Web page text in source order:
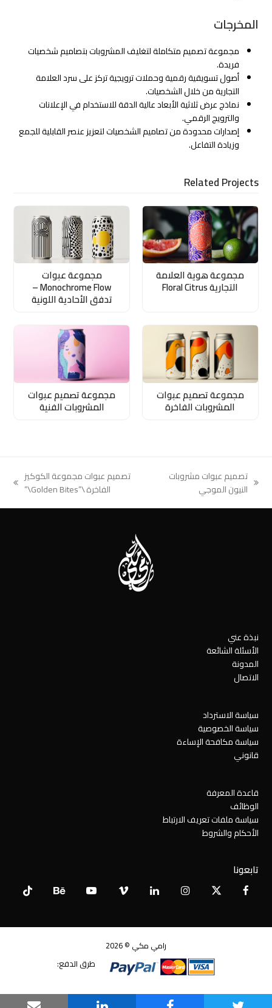
المخرجات
مجموعة تصميم متكاملة لتغليف المشروبات بتصاميم شخصيات
فريدة.
أصول تسويقية رقمية وحملات ترويجية تركز على سرد العلامة
التجارية من خلال الشخصيات.
نماذج عرض ثلاثية الأبعاد عالية الدقة للاستخدام في الإعلانات
والترويج الرقمي.
إصدارات محدودة من تصاميم الشخصيات لتعزيز عنصر القابلية للجمع
وزيادة التفاعل.
Related Projects
مجموعة هوية العلامة
التجارية Floral Citrus
مجموعة عبوات
Monochrome Flow –
تدفق الأحادية اللونية
مجموعة تصميم عبوات
المشروبات الفاخرة
مجموعة تصميم عبوات
المشروبات الفنية
previous
تصميم عبوات مشروبات
النيون الموجي
تصميم عبوات مجموعة الكوكيز
الفاخرة \”Golden Bites\”
نبذة عني
الأسئلة الشائعة
المدونة
الاتصال
سياسة الاسترداد
سياسة الخصوصية
سياسة مكافحة الإساءة
قانوني
قاعدة المعرفة
الوظائف
سياسة ملفات تعريف الارتباط
الأحكام والشروط
تابعونا
Facebook
X
Instagram
LinkedIn
Vimeo
YouTube
Behance
Tiktok
رامي مكي © 2026
طرق الدفع: